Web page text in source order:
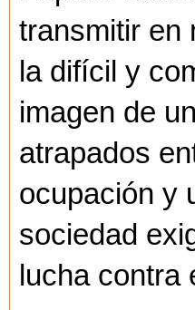
transmitir en
la difícil y
imagen de
atrapados
ocupación y
sociedad
lucha contra